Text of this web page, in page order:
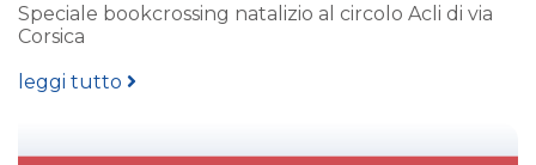
Speciale bookcrossing natalizio al circolo Acli di via
Corsica
leggi tutto